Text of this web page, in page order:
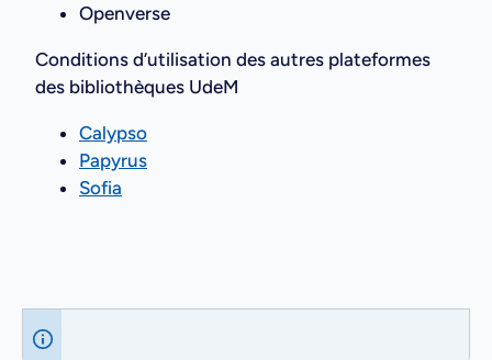
Openverse
Conditions d’utilisation des autres plateformes
des bibliothèques UdeM
Calypso
Papyrus
Sofia